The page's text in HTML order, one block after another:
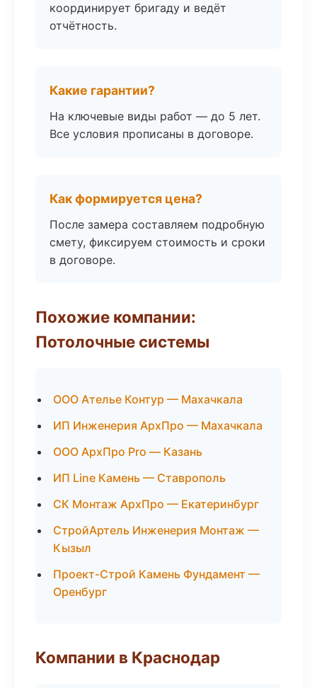
координирует бригаду и ведёт
отчётность.
Какие гарантии?
На ключевые виды работ — до 5 лет.
Все условия прописаны в договоре.
Как формируется цена?
После замера составляем подробную
смету, фиксируем стоимость и сроки
в договоре.
Похожие компании:
Потолочные системы
ООО Ателье Контур — Махачкала
ИП Инженерия АрхПро — Махачкала
ООО АрхПро Pro — Казань
ИП Line Камень — Ставрополь
СК Монтаж АрхПро — Екатеринбург
СтройАртель Инженерия Монтаж —
Кызыл
Проект-Строй Камень Фундамент —
Оренбург
Компании в Краснодар